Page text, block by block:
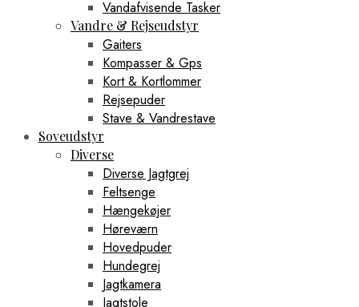
Vandafvisende Tasker
Vandre & Rejseudstyr
Gaiters
Kompasser & Gps
Kort & Kortlommer
Rejsepuder
Stave & Vandrestave
Soveudstyr
Diverse
Diverse Jagtgrej
Feltsenge
Hængekøjer
Høreværn
Hovedpuder
Hundegrej
Jagtkamera
Jagtstole